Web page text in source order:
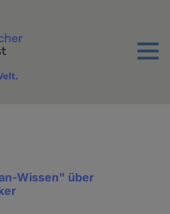
Menu
Wissen" über